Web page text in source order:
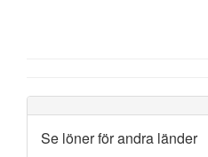
Se löner för andra länder